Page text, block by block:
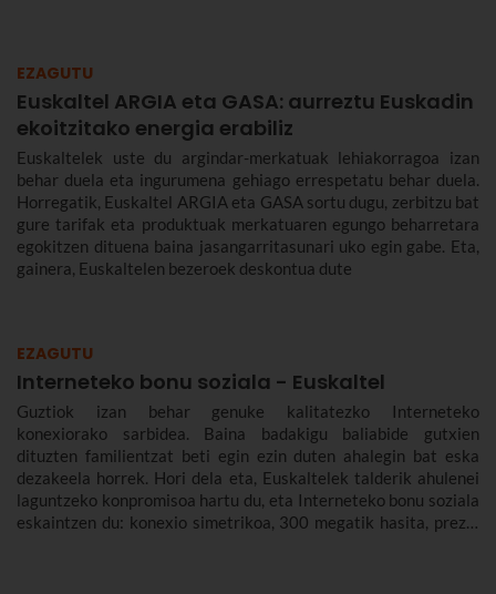
EZAGUTU
Euskaltel ARGIA eta GASA: aurreztu Euskadin
ekoitzitako energia erabiliz
Euskaltelek uste du argindar-merkatuak lehiakorragoa izan
behar duela eta ingurumena gehiago errespetatu behar duela.
Horregatik, Euskaltel ARGIA eta GASA sortu dugu, zerbitzu bat
gure tarifak eta produktuak merkatuaren egungo beharretara
egokitzen dituena baina jasangarritasunari uko egin gabe. Eta,
gainera, Euskaltelen bezeroek deskontua dute
EZAGUTU
Interneteko bonu soziala - Euskaltel
Guztiok izan behar genuke kalitatezko Interneteko
konexiorako sarbidea. Baina badakigu baliabide gutxien
dituzten familientzat beti egin ezin duten ahalegin bat eska
dezakeela horrek. Hori dela eta, Euskaltelek talderik ahulenei
laguntzeko konpromisoa hartu du, eta Interneteko bonu soziala
eskaintzen du: konexio simetrikoa, 300 megatik hasita, prezio